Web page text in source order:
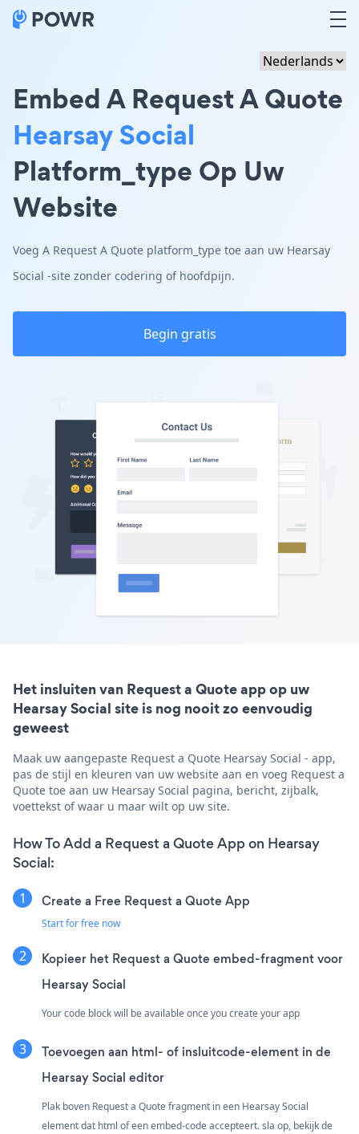
Embed A Request A Quote
Hearsay Social
Platform_type Op Uw
Website
Voeg A Request A Quote platform_type toe aan uw Hearsay
Social -site zonder codering of hoofdpijn.
Begin gratis
Het insluiten van Request a Quote app op uw
Hearsay Social site is nog nooit zo eenvoudig
geweest
Maak uw aangepaste Request a Quote Hearsay Social - app,
pas de stijl en kleuren van uw website aan en voeg Request a
Quote toe aan uw Hearsay Social pagina, bericht, zijbalk,
voettekst of waar u maar wilt op uw site.
How To Add a Request a Quote App on Hearsay
Social:
Create a Free Request a Quote App
Start for free now
Kopieer het Request a Quote embed-fragment voor
Hearsay Social
Your code block will be available once you create your app
Toevoegen aan html- of insluitcode-element in de
Hearsay Social editor
Plak boven Request a Quote fragment in een Hearsay Social
element dat html of een embed-code accepteert. sla op, bekijk de